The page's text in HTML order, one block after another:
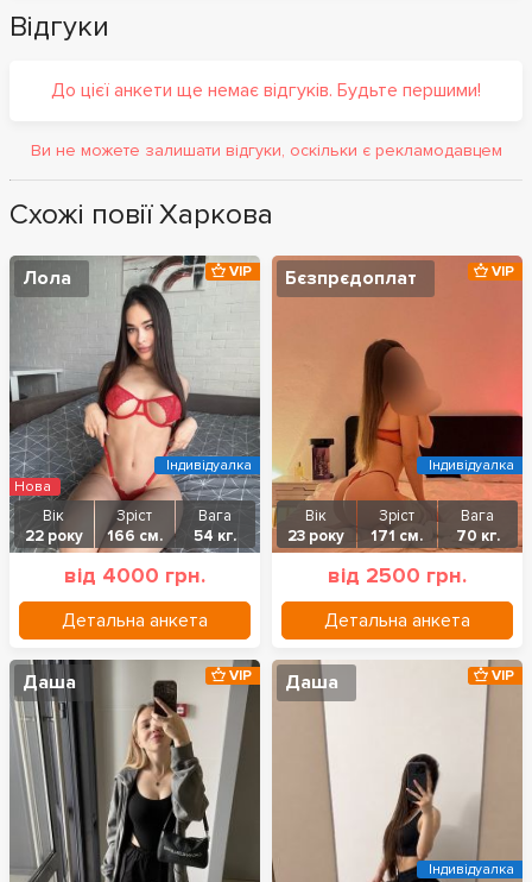
Відгуки
До цієї анкети ще немає відгуків. Будьте першими!
Ви не можете залишати відгуки, оскільки є рекламодавцем
Схожі повії Харкова
Лола
Вік
22 року
Зріст
166 см.
Вага
54 кг.
від 4000 грн.
Детальна анкета
VIP
Нова
Індивідуалка
Бєзпрєдоплат
Вік
23 року
Зріст
171 см.
Вага
70 кг.
від 2500 грн.
Детальна анкета
VIP
Індивідуалка
Даша VIP Даша VIP
Індивідуалка